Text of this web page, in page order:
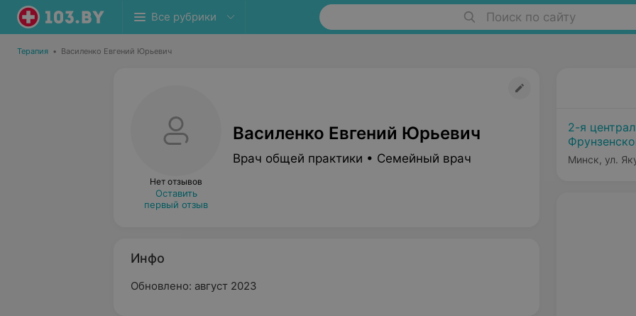
Все рубрики Поиск по сайту
Терапия • Василенко Евгений Юрьевич
Нет отзывов
Оставить
первый отзыв
Василенко Евгений Юрьевич
Врач общей практики • Семейный врач
Инфо
Обновлено: август 2023
2-я
Минск, ул.